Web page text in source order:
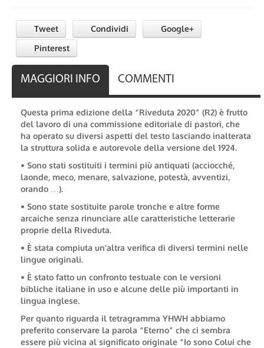
Tweet Condividi
Google+
Pinterest
MAGGIORI INFO COMMENTI
Questa prima edizione della “Riveduta 2020” (R2) è frutto
del lavoro di una commissione editoriale di pastori, che
ha operato su diversi aspetti del testo lasciando inalterata
la struttura solida e autorevole della versione del 1924.
• Sono stati sostituiti i termini più antiquati (acciocché,
laonde, meco, menare, salvazione, potestà, avventizi,
orando …).
• Sono state sostituite parole tronche e altre forme
arcaiche senza rinunciare alle caratteristiche letterarie
proprie della Riveduta.
• È stata compiuta un’altra verifica di diversi termini nelle
lingue originali.
• È stato fatto un confronto testuale con le versioni
bibliche italiane in uso e alcune delle più importanti in
lingua inglese.
Per quanto riguarda il tetragramma YHWH abbiamo
preferito conservare la parola “Eterno” che ci sembra
essere più vicina al significato originale “Io sono Colui che